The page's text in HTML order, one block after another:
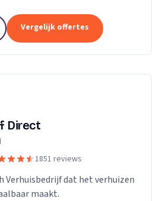
de- en montageservice,...
Vergelijk offertes
Direct
1851 reviews
Verhuisbedrijf dat het verhuizen
maakt.